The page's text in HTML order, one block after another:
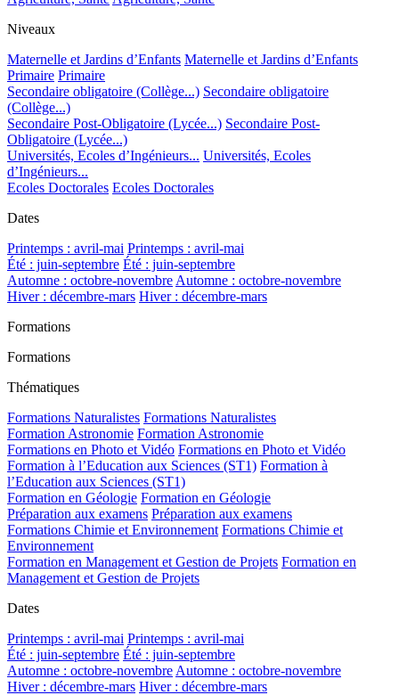
Niveaux
Maternelle et Jardins d’Enfants Maternelle et Jardins d’Enfants
Primaire Primaire
Secondaire obligatoire (Collège...) Secondaire obligatoire
(Collège...)
Secondaire Post-Obligatoire (Lycée...) Secondaire Post-
Obligatoire (Lycée...)
Universités, Ecoles d’Ingénieurs... Universités, Ecoles
d’Ingénieurs...
Ecoles Doctorales Ecoles Doctorales
Dates
Printemps : avril-mai Printemps : avril-mai
Été : juin-septembre Été : juin-septembre
Automne : octobre-novembre Automne : octobre-novembre
Hiver : décembre-mars Hiver : décembre-mars
Formations
Formations
Thématiques
Formations Naturalistes Formations Naturalistes
Formation Astronomie Formation Astronomie
Formations en Photo et Vidéo Formations en Photo et Vidéo
Formation à l’Education aux Sciences (ST1) Formation à
l’Education aux Sciences (ST1)
Formation en Géologie Formation en Géologie
Préparation aux examens Préparation aux examens
Formations Chimie et Environnement Formations Chimie et
Environnement
Formation en Management et Gestion de Projets Formation en
Management et Gestion de Projets
Dates
Printemps : avril-mai Printemps : avril-mai
Été : juin-septembre Été : juin-septembre
Automne : octobre-novembre Automne : octobre-novembre
Hiver : décembre-mars Hiver : décembre-mars